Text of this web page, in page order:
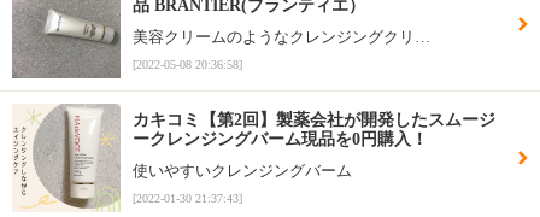
品 BRANTIER(ブランティエ）
美容クリームのようなクレンジングクリ…
[2022-05-08 20:36:58]
カキコミ【第2回】製薬会社が開発したスムージ
ークレンジングバーム現品を0円購入！
使いやすいクレンジングバーム
[2022-01-30 21:37:43]